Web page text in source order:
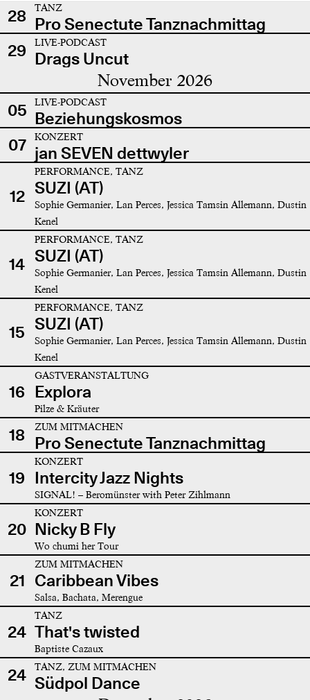
28
TANZ
Pro Senectute Tanznachmittag
29
LIVE-PODCAST
Drags Uncut
November 2026
05 LIVE-PODCAST
Beziehungskosmos
07
KONZERT
jan SEVEN dettwyler
12
PERFORMANCE, TANZ
SUZI (AT)
Sophie Germanier, Lan Perces, Jessica Tamsin Allemann, Dustin
Kenel
14
PERFORMANCE, TANZ
SUZI (AT)
Sophie Germanier, Lan Perces, Jessica Tamsin Allemann, Dustin
Kenel
15
PERFORMANCE, TANZ
SUZI (AT)
Sophie Germanier, Lan Perces, Jessica Tamsin Allemann, Dustin
Kenel
16
GASTVERANSTALTUNG
Explora
Pilze & Kräuter
18 ZUM MITMACHEN
Pro Senectute Tanznachmittag
19
KONZERT
Intercity Jazz Nights
SIGNAL! – Beromünster with Peter Zihlmann
20
KONZERT
Nicky B Fly
Wo chumi her Tour
21
ZUM MITMACHEN
Caribbean Vibes
Salsa, Bachata, Merengue
24
TANZ
That's twisted
Baptiste Cazaux
24 TANZ, ZUM MITMACHEN
Südpol Dance